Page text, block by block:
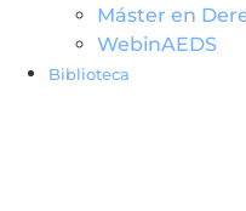
Máster en
WebinAEDS
Biblioteca